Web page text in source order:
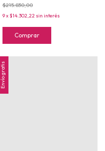
$215.830,00
9x$14.302,22 sin interés
Comprar
Envío gratis